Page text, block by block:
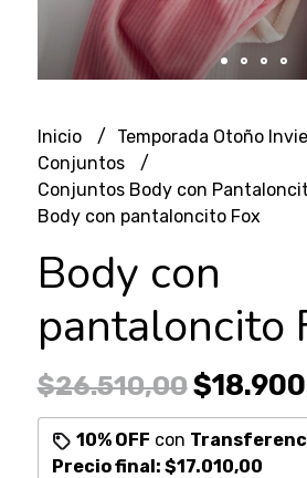
Inicio
Temporada Otoño
Conjuntos
Conjuntos Body con
Body con pantaloncito Fox
Body con
pantaloncito
$26.510,00
10% OFF con
Precio final: $17.010,00